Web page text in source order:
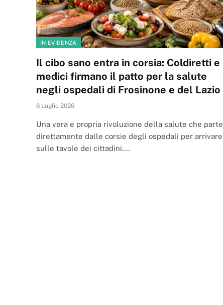
IN EVIDENZA
Il cibo sano entra in corsia: Coldiretti e
medici firmano il patto per la salute
negli ospedali di Frosinone e del Lazio
6 Luglio 2026
Una vera e propria rivoluzione della salute che parte
direttamente dalle corsie degli ospedali per arrivare
sulle tavole dei cittadini.…